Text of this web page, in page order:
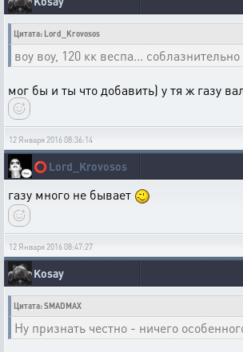
Цитата: Lord_Krovosos
воу воу, 120 кк веспа... соблазнительно
мог бы и ты что добавить) у тя ж газу
12 Января 2016 08:36:14
⭕Lord_Krovosos
газу много не бывает
12 Января 2016 08:47:27
Kosay
Цитата: SMADMAX
Ну признать честно - ничего